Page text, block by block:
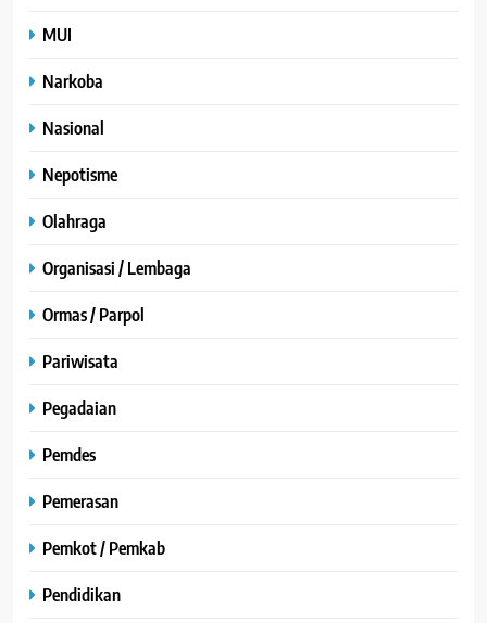
MUI
Narkoba
Nasional
Nepotisme
Olahraga
Organisasi / Lembaga
Ormas / Parpol
Pariwisata
Pegadaian
Pemdes
Pemerasan
Pemkot / Pemkab
Pendidikan